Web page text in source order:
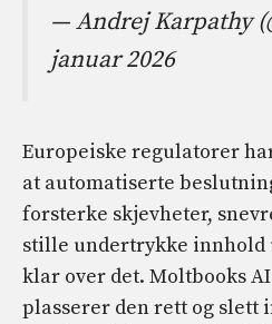
— Andrej Karpathy
januar 2026
Europeiske regulatorer
at automatiserte
forsterke skjevheter,
stille undertrykke innhold
klar over det. Moltbooks
plasserer den rett og slett